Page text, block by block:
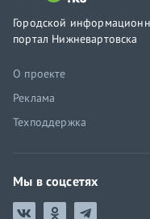
Городской
портал Нижневартовска
О проекте
Реклама
Техподдержка
Мы в соцсетях